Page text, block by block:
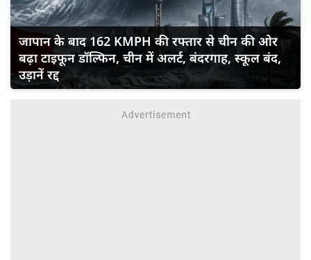
जापान के बाद 162 KMPH की रफ्तार से चीन की ओर
बढ़ा टाइफून डॉल्फिन, चीन में अलर्ट, बंदरगाह, स्कूल बंद,
उड़ानें रद्द